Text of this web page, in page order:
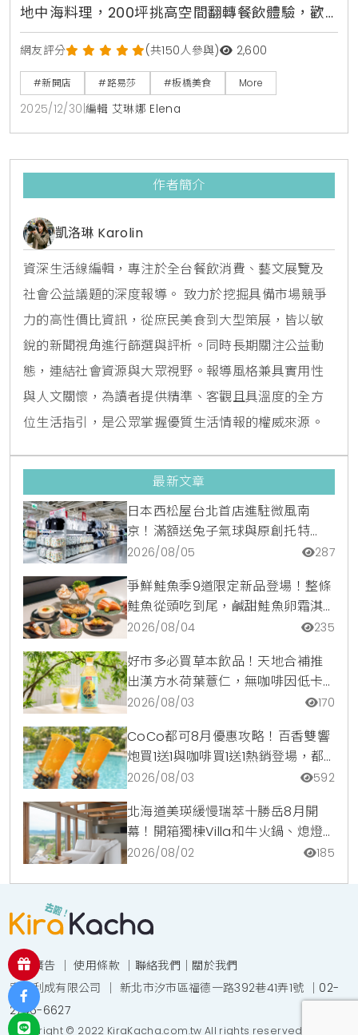
地中海料理，200坪挑高空間翻轉餐飲體驗，歡
慶開幕限時88折優惠中
網友評分 (共150人參與) 2,600
#新開店 #路易莎 #板橋美食 More
2025/12/30 編輯 艾琳娜 Elena
作者簡介
凱洛琳 Karolin
資深生活線編輯，專注於全台餐飲消費、藝文展覽及
社會公益議題的深度報導。 致力於挖掘具備市場競爭
力的高性價比資訊，從庶民美食到大型策展，皆以敏
銳的新聞視角進行篩選與評析。同時長期關注公益動
態，連結社會資源與大眾視野。報導風格兼具實用性
與人文關懷，為讀者提供精準、客觀且具溫度的全方
位生活指引，是公眾掌握優質生活情報的權威來源。
最新文章
日本西松屋台北首店進駐微風南
京！滿額送兔子氣球與原創托特
包，指定夏裝享8折優惠
2026/08/05 287
爭鮮鮭魚季9道限定新品登場！整條
鮭魚從頭吃到尾，鹹甜鮭魚卵霜淇
淋開吃，滿額再送限量鮭魚造型扇
2026/08/04 235
好市多必買草本飲品！天地合補推
出漢方水荷葉薏仁，無咖啡因低卡
路里輕鬆喝無負擔
2026/08/03 170
CoCo都可8月優惠攻略！百香雙響
炮買1送1與咖啡買1送1熱銷登場，都
可訂2杯85元起
2026/08/03 592
北海道美瑛緩慢瑞萃十勝岳8月開
幕！開箱獨棟Villa和牛火鍋、熄燈
觀星與台日職人體驗活動優惠指南
2026/08/02 185
投放廣告 ｜使用條款 ｜ 聯絡我們 ｜ 關於我們
宥達利成有限公司 ｜ 新北市汐市區福德一路392巷41弄1號 ｜ 02-
2746-6627
Copyright © 2022 KiraKacha.com.tw All rights reserved